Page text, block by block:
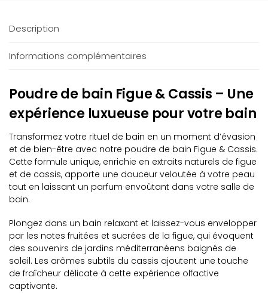
Description
Informations complémentaires
Poudre de bain Figue & Cassis – Une
expérience luxueuse pour votre bain
Transformez votre rituel de bain en un moment d’évasion
et de bien-être avec notre poudre de bain Figue & Cassis.
Cette formule unique, enrichie en extraits naturels de figue
et de cassis, apporte une douceur veloutée à votre peau
tout en laissant un parfum envoûtant dans votre salle de
bain.
Plongez dans un bain relaxant et laissez-vous envelopper
par les notes fruitées et sucrées de la figue, qui évoquent
des souvenirs de jardins méditerranéens baignés de
soleil. Les arômes subtils du cassis ajoutent une touche
de fraîcheur délicate à cette expérience olfactive
captivante.